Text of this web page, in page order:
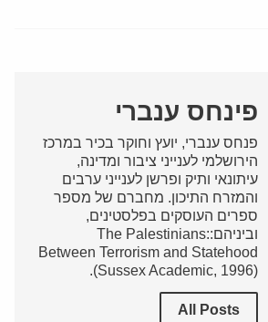
פינחס ענברי
פנחס ענברי, יועץ וחוקר בכיר במרכז
הירושלמי לענייני ציבור ומדינה,
עיתונאי ותיק ופרשן לענייני ערבים
והמזרח התיכון. מחברם של מספר
ספרים העוסקים בפלסטינים,
וביניהם:The Palestinians:
Between Terrorism and Statehood
(Sussex Academic, 1996).
All Posts